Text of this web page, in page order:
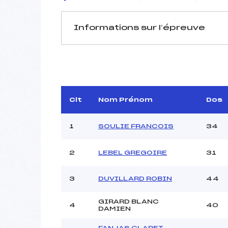
Informations sur l’épreuve
D.T Adjoint :
Dir. Epreuve :
Pénalité appliquée :
Catégorie :
Clt Nom Prénom Dos
1 SOULIE FRANCOIS 34
2 LEBEL GREGOIRE 31
3 DUVILLARD ROBIN 44
4
GIRARD BLANC
DAMIEN
40